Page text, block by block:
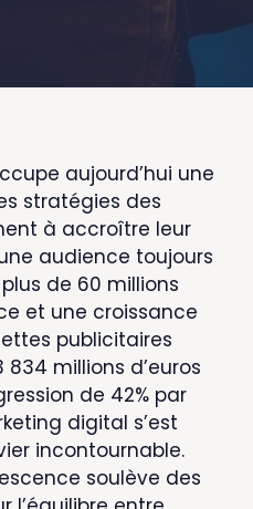
aujourd’hui une
stratégies des
à accroître leur
audience toujours
de 60 millions
et une croissance
publicitaires
millions d’euros
de 42% par
digital s’est
incontournable.
soulève des